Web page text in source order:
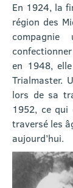
En 1924, la
région des
en 1948,
Trialmaster.
lors de sa
1952, ce qui
traversé les
aujourd’hui.